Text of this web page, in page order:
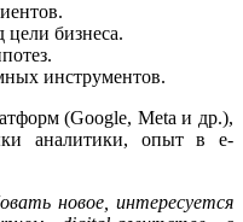
бизнеса.
инструментов.
(Google, Meta и др.),
аналитики, опыт в e-
новое, интересуется